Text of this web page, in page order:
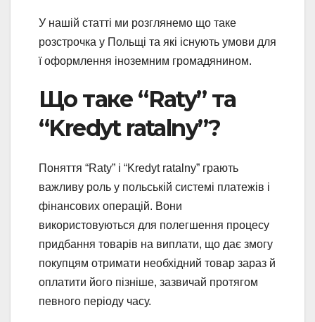
У нашій статті ми розглянемо що таке
розстрочка у Польщі та які існують умови для
ї оформлення іноземним громадянином.
Що таке “Raty” та
“Kredyt ratalny”?
Поняття “Raty” і “Kredyt ratalny” грають
важливу роль у польській системі платежів і
фінансових операцій. Вони
використовуються для полегшення процесу
придбання товарів на виплати, що дає змогу
покупцям отримати необхідний товар зараз й
оплатити його пізніше, зазвичай протягом
певного періоду часу.